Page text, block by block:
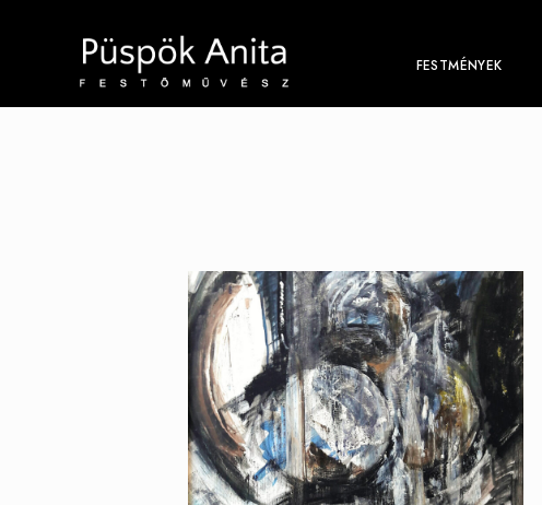
FESTMÉNYEK
GLOBUS I (2006) -
PÜSPÖK ANITA